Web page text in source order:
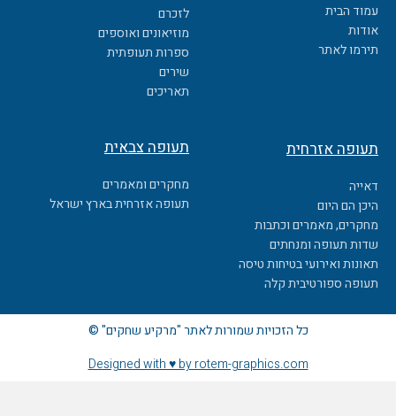
עמוד הבית
אודות
תירמו לאתר
לזכרם
מוזיאונים ואוספים
ספרות תעופתית
שירים
תאריכים
תעופה אזרחית
דאייה
היכן הם היום
מחקרים, מאמרים וכתבות
שדות תעופה ומנחתים
תאונות ואירועי בטיחות טיסה
תעופה ספורטיבית קלה
תעופה צבאית
מחקרים ומאמרים
תעופה אזרחית בארץ ישראל
כל הזכויות שמורות לאתר "מרקיע שחקים" ©
Designed with ♥ by rotem-graphics.com